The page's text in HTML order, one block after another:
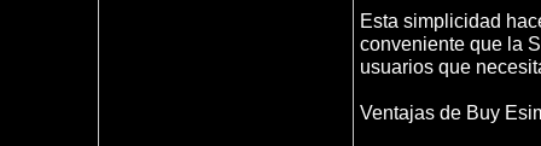
Esta simplicidad
conveniente que la
usuarios que
Ventajas de Buy